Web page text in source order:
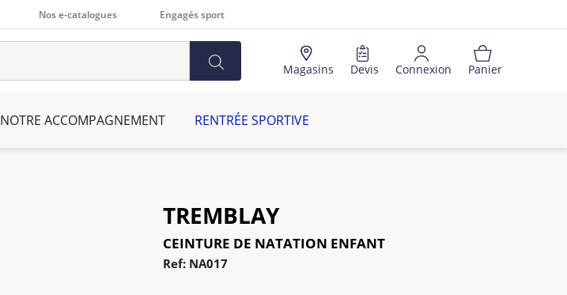
Nos e-catalogues Engagés sport
Magasins Devis Connexion Panier
NOTRE ACCOMPAGNEMENT RENTRÉE SPORTIVE
TREMBLAY
CEINTURE DE NATATION ENFANT
Ref: NA017